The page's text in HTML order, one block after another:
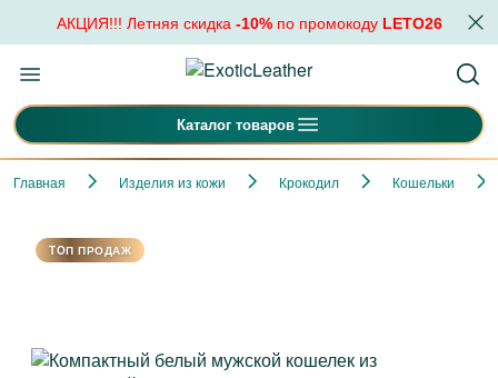
АКЦИЯ!!! Летняя скидка -10%по промокоду LETO26
Каталог товаров
Главная Изделия из кожи Крокодил Кошельки
TOП ПРОДАЖ